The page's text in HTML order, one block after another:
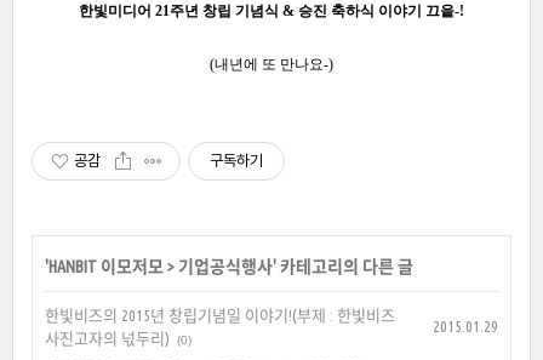
한빛미디어 21주년 창립 기념식 & 승진 축하식 이야기 끄읕-!
(내년에 또 만나요-)
공감 구독하기
'HANBIT 이모저모 > 기업공식행사' 카테고리의 다른 글
한빛비즈의 2015년 창립기념일 이야기!(부제 : 한빛비즈
사진고자의 넋두리)
(0)
2015.01.29